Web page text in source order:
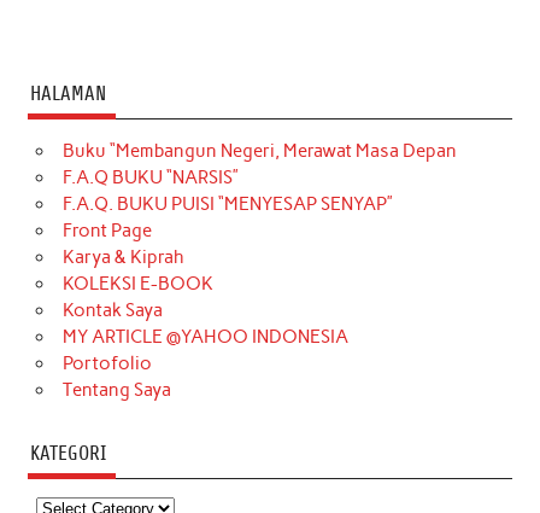
HALAMAN
Buku “Membangun Negeri, Merawat Masa Depan
F.A.Q BUKU “NARSIS”
F.A.Q. BUKU PUISI “MENYESAP SENYAP”
Front Page
Karya & Kiprah
KOLEKSI E-BOOK
Kontak Saya
MY ARTICLE @YAHOO INDONESIA
Portofolio
Tentang Saya
KATEGORI
Kategori